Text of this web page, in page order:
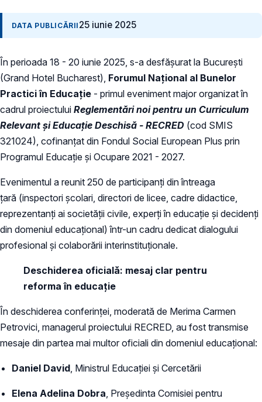
DATA PUBLICĂRII 25 iunie 2025
În perioada 18 - 20 iunie 2025, s-a desfășurat la București
(Grand Hotel Bucharest), Forumul Național al Bunelor
Practici în Educație - primul eveniment major organizat în
cadrul proiectului Reglementări noi pentru un Curriculum
Relevant și Educație Deschisă - RECRED (cod SMIS
321024), cofinanțat din Fondul Social European Plus prin
Programul Educație și Ocupare 2021 - 2027.
Evenimentul a reunit 250 de participanți din întreaga
țară (inspectori școlari, directori de licee, cadre didactice,
reprezentanți ai societății civile, experți în educație și decidenți
din domeniul educațional) într-un cadru dedicat dialogului
profesional și colaborării interinstituționale.
Deschiderea oficială: mesaj clar pentru
reforma în educație
În deschiderea conferinței, moderată de Merima Carmen
Petrovici, managerul proiectului RECRED, au fost transmise
mesaje din partea mai multor oficiali din domeniul educațional:
Daniel David , Ministrul Educației și Cercetării
Elena Adelina Dobra , Președinta Comisiei pentru